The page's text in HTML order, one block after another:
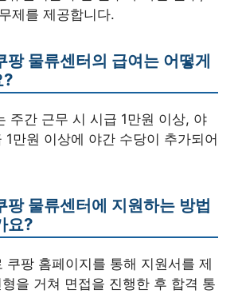
제를 제공합니다.
팡 물류센터의 급여는 어떻게
?
주간 근무 시 시급 1만원 이상, 야
1만원 이상에 야간 수당이 추가되어
팡 물류센터에 지원하는 방법
요?
쿠팡 홈페이지를 통해 지원서를 제
을 거쳐 면접을 진행한 후 합격 통